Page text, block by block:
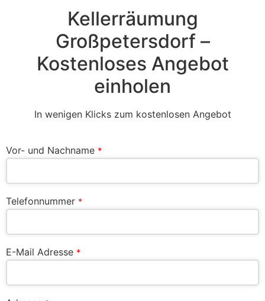
Kellerräumung
Großpetersdorf –
Kostenloses Angebot
einholen
In wenigen Klicks zum kostenlosen Angebot
Vor- und Nachname *
Telefonnummer *
E-Mail Adresse *